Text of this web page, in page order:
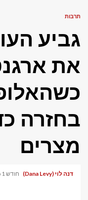
תרבות
גביע
את
בחזרה
מצרים
דנה לוי (Dana Levy) חודש 1 ago